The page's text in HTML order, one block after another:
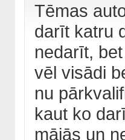
Tēmas
darīt katru
nedarīt,
vēl visādi
nu
kaut ko
mājās un